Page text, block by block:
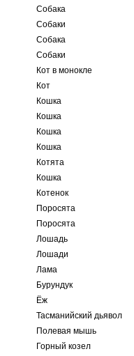
Собака
Собаки
Собака
Собаки
Кот в монокле
Кот
Кошка
Кошка
Кошка
Кошка
Котята
Кошка
Котенок
Поросята
Поросята
Лошадь
Лошади
Лама
Бурундук
Ёж
Тасманийский дьявол
Полевая мышь
Горный козел